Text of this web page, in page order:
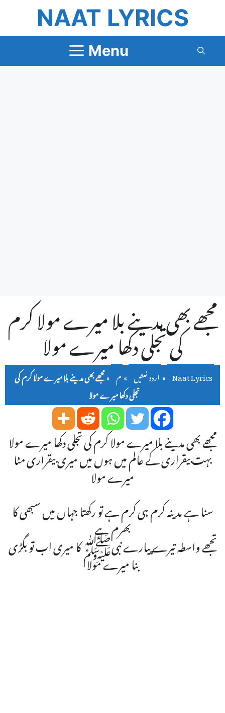
content
NAAT LYRICS
Menu
مجھے بھی مدینے بلا میرے مولا کرم
کی تجلی دکھا میرے مولا
Naat Lyrics
»اردو نعتیں »م »مجھے بھی مدینے بلا میرے مولا کرم کی
تجلی دکھا میرے مولا
مجھے بھی مدینے بلا میرے مولا کرم کی تجلی دکھا میرے مولا
بہت بیقراری کے عالم میں ہوں میں میری بیقراری مٹا
میرے مولا
سنا ہے مدینہ کرم ہی کرم ہے تو رکھتا جہاں میں سبھی کا
بھرم ہے
تجھے واسطہ تیرے پیارے نبیﷺ کا میری اب تو بگڑی
بنا میرے مولا